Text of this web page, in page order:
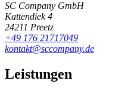
SC Company GmbH
Kattendiek 4
24211 Preetz
+49 176 21717049
kontakt@sccompany.de
Leistungen